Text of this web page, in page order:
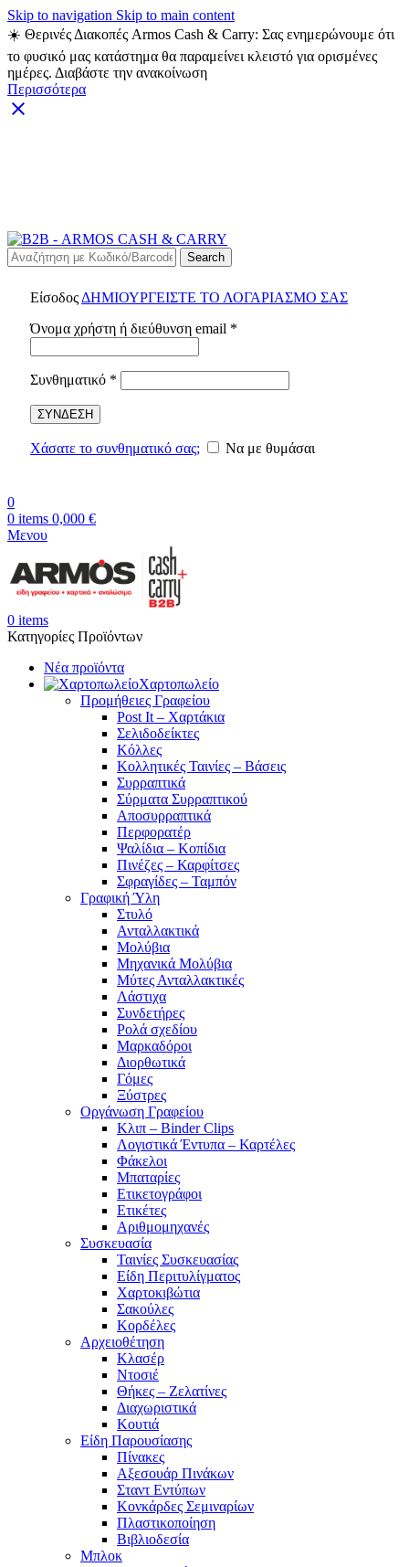
Skip to navigation Skip to main content
☀️ Θερινές Διακοπές Armos Cash & Carry: Σας ενημερώνουμε ότι
το φυσικό μας κατάστημα θα παραμείνει κλειστό για ορισμένες
ημέρες. Διαβάστε την ανακοίνωση
Περισσότερα
Search
Είσοδος ΔΗΜΙΟΥΡΓΕΙΣΤΕ ΤΟ ΛΟΓΑΡΙΑΣΜΟ ΣΑΣ
Όνομα χρήστη ή διεύθυνση email *
Συνθηματικό *
ΣΥΝΔΕΣΗ
Χάσατε το συνθηματικό σας; Να με θυμάσαι
0
0 items 0,000 €
Μενου
0 items
Κατηγορίες Προϊόντων
Νέα προϊόντα
Χαρτοπωλείο
Προμήθειες Γραφείου
Post It – Χαρτάκια
Σελιδοδείκτες
Κόλλες
Κολλητικές Ταινίες – Βάσεις
Συρραπτικά
Σύρματα Συρραπτικού
Αποσυρραπτικά
Περφορατέρ
Ψαλίδια – Κοπίδια
Πινέζες – Καρφίτσες
Σφραγίδες – Ταμπόν
Γραφική Ύλη
Στυλό
Ανταλλακτικά
Μολύβια
Μηχανικά Μολύβια
Μύτες Ανταλλακτικές
Λάστιχα
Συνδετήρες
Ρολά σχεδίου
Μαρκαδόροι
Διορθωτικά
Γόμες
Ξύστρες
Οργάνωση Γραφείου
Κλιπ – Binder Clips
Λογιστικά Έντυπα – Καρτέλες
Φάκελοι
Μπαταρίες
Ετικετογράφοι
Ετικέτες
Αριθμομηχανές
Συσκευασία
Ταινίες Συσκευασίας
Είδη Περιτυλίγματος
Χαρτοκιβώτια
Σακούλες
Κορδέλες
Αρχειοθέτηση
Κλασέρ
Ντοσιέ
Θήκες – Ζελατίνες
Διαχωριστικά
Κουτιά
Είδη Παρουσίασης
Πίνακες
Αξεσουάρ Πινάκων
Σταντ Εντύπων
Κονκάρδες Σεμιναρίων
Πλαστικοποίηση
Βιβλιοδεσία
Μπλοκ